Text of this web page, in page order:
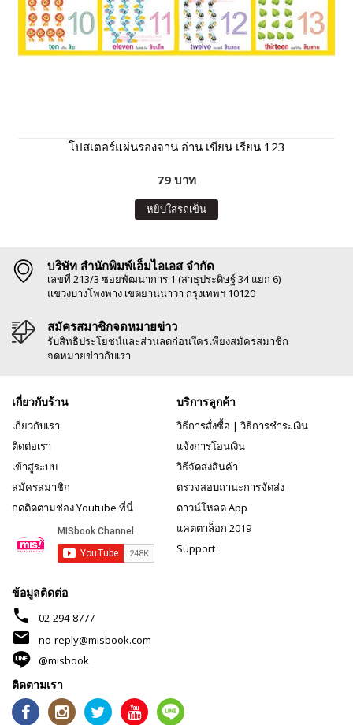
โปสเตอร์แผ่นรองจาน อ่าน เขียน เรียน 123
79 บาท
หยิบใส่รถเข็น
บริษัท สำนักพิมพ์เอ็มไอเอส จำกัด
เลขที่ 213/3 ซอยพัฒนาการ 1 (สาธุประดิษฐ์ 34 แยก 6)
แขวงบางโพงพาง เขตยานนาวา กรุงเทพฯ 10120
สมัครสมาชิกจดหมายข่าว
รับสิทธิประโยชน์และส่วนลดก่อนใครเพียงสมัครสมาชิก
จดหมายข่าวกับเรา
เกี่ยวกับร้าน
เกี่ยวกับเรา
ติดต่อเรา
เข้าสู่ระบบ
สมัครสมาชิก
กดติดตามช่อง Youtube ที่นี่
บริการลูกค้า
วิธีการสั่งซื้อ | วิธีการชำระเงิน
แจ้งการโอนเงิน
วิธีจัดส่งสินค้า
ตรวจสอบถานะการจัดส่ง
ดาวน์โหลด App
แคตตาล็อก 2019
Support
ข้อมูลติดต่อ
phone 02-294-8777
mail
no-reply@misbook.com
@misbook
ติดตามเรา